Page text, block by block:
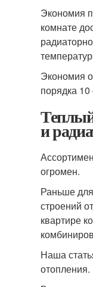
Экономия
комнате
Экономия
порядка 10
и
огромен.
Раньше
строений
квартире
Наша
отопления.